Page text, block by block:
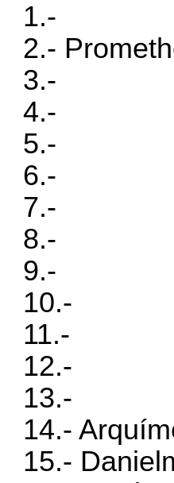
1.-
2.-
3.-
4.-
5.-
6.-
7.-
8.-
9.-
10.-
11.-
12.-
13.-
14.-
15.-